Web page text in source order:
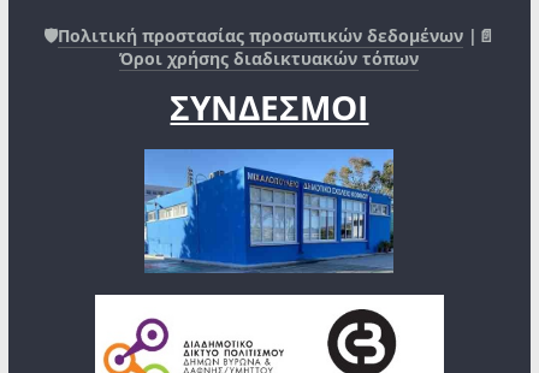
🛡️Πολιτική προστασίας προσωπικών δεδομένων |📄
Όροι χρήσης διαδικτυακών τόπων
ΣΥΝΔΕΣΜΟΙ